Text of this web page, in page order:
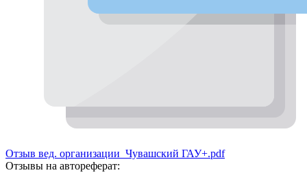
Отзыв вед. организации_Чувашский ГАУ+.pdf
Отзывы на автореферат: